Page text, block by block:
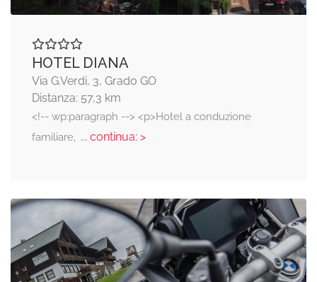
HOTEL DIANA
Via G.Verdi, 3, Grado GO
Distanza: 57,3 km
<!-- wp:paragraph --> <p>Hotel a conduzione
familiare, ... continua: >